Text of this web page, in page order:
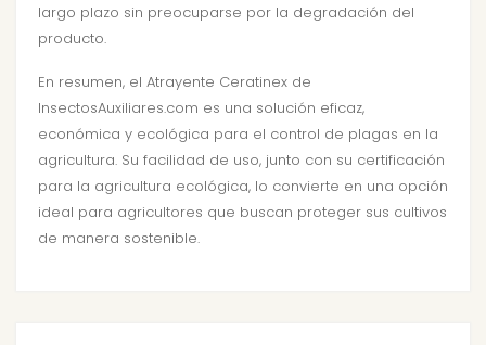
largo plazo sin preocuparse por la degradación del
producto.
En resumen, el Atrayente Ceratinex de
InsectosAuxiliares.com es una solución eficaz,
económica y ecológica para el control de plagas en la
agricultura. Su facilidad de uso, junto con su certificación
para la agricultura ecológica, lo convierte en una opción
ideal para agricultores que buscan proteger sus cultivos
de manera sostenible.